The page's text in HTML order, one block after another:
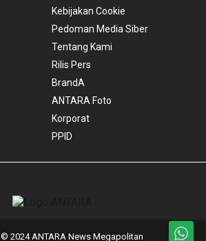
Kebijakan Cookie
Pedoman Media Siber
Tentang Kami
Rilis Pers
BrandA
ANTARA Foto
Korporat
PPID
2024 ANTARA News Megapolitan